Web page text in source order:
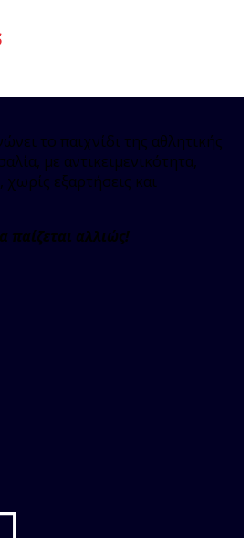
το παιχνίδι της αθλητικής
με αντικειμενικότητα,
χωρίς εξαρτήσεις και
αλλιώς!